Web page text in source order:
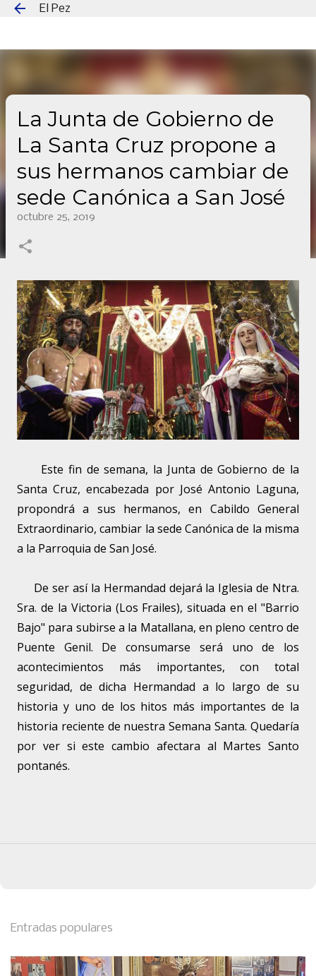
El Pez
La Junta de Gobierno de
La Santa Cruz propone a
sus hermanos cambiar de
sede Canónica a San José
octubre 25, 2019
Este fin de semana, la Junta de Gobierno de la
Santa Cruz, encabezada por José Antonio Laguna,
propondrá a sus hermanos, en Cabildo General
Extraordinario, cambiar la sede Canónica de la misma
a la Parroquia de San José.
De ser así la Hermandad dejará la Iglesia de Ntra.
Sra. de la Victoria (Los Frailes), situada en el "Barrio
Bajo" para subirse a la Matallana, en pleno centro de
Puente Genil. De consumarse será uno de los
acontecimientos más importantes, con total
seguridad, de dicha Hermandad a lo largo de su
historia y uno de los hitos más importantes de la
historia reciente de nuestra Semana Santa. Quedaría
por ver si este cambio afectara al Martes Santo
pontanés.
Entradas populares